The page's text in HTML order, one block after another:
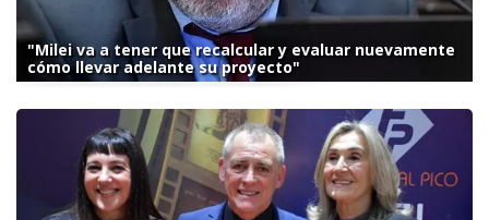
"Milei va a tener que recalcular y evaluar nuevamente
cómo llevar adelante su proyecto"